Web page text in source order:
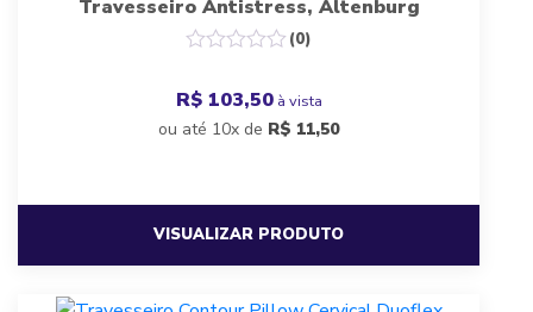
Travesseiro Antistress, Altenburg
(0)
R$ 103,50à vista
ou até 10x de R$ 11,50
VISUALIZAR PRODUTO